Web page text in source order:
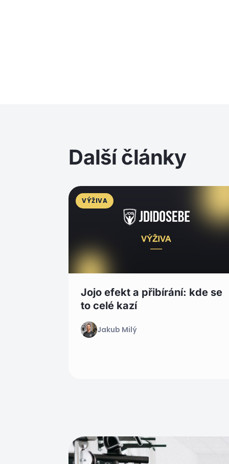
Další články
VÝŽIVA
Jojo efekt a přibírání: kde se
to celé kazí
Jakub Milý